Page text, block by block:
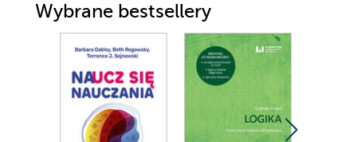
Wybrane bestsellery